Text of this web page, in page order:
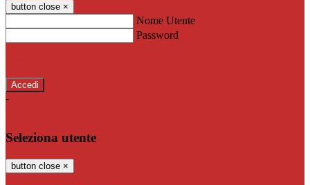
button close ×
Nome Utente
Password
-
Seleziona utente
button close ×